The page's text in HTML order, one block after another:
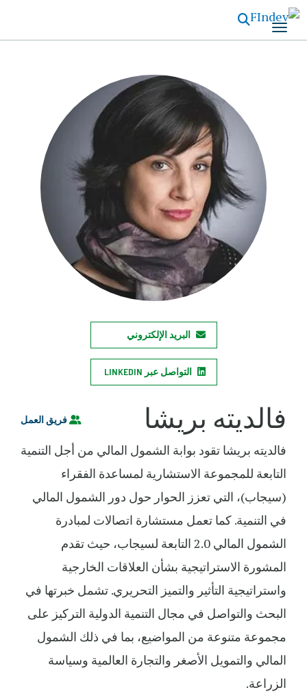
البريد الإلكتروني
التواصل عبر LINKEDIN
فريق العمل فالديته بريشا
فالديته بريشا تقود بوابة الشمول المالي من أجل التنمية
التابعة للمجموعة الاستشارية لمساعدة الفقراء
(سيجاب)، التي تعزز الحوار حول دور الشمول المالي
في التنمية. كما تعمل مستشارة اتصالات لمبادرة
الشمول المالي 2.0 التابعة لسيجاب، حيث تقدم
المشورة الاستراتيجية بشأن العلاقات الخارجية
واستراتيجية التأثير والتميز التحريري. تشمل خبرتها في
البحث والتواصل في مجال التنمية الدولية التركيز على
مجموعة متنوعة من المواضيع، بما في ذلك الشمول
المالي والتمويل الأصغر والتجارة العالمية وسياسة
الزراعة.